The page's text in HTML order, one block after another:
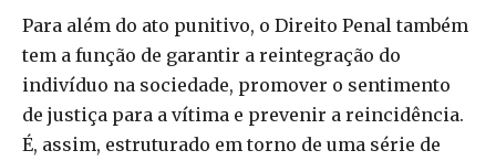
Para além do ato punitivo, o Direito Penal também
tem a função de garantir a reintegração do
indivíduo na sociedade, promover o sentimento
de justiça para a vítima e prevenir a reincidência.
É, assim, estruturado em torno de uma série de